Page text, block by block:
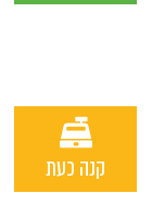
קנה כעת